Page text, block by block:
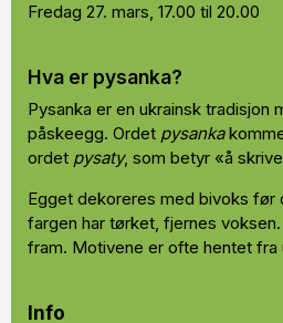
Fredag 27. mars, 17.00 til 20.00
Hva er pysanka?
Pysanka er en ukrainsk tradisjon
påskeegg. Ordet pysanka
ordet pysaty, som betyr «å
Egget dekoreres med bivoks før
fargen har tørket, fjernes
fram. Motivene er ofte hentet fra
Info